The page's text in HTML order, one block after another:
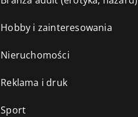
Hobby i zainteresowania
Nieruchomości
Reklama i druk
Sport